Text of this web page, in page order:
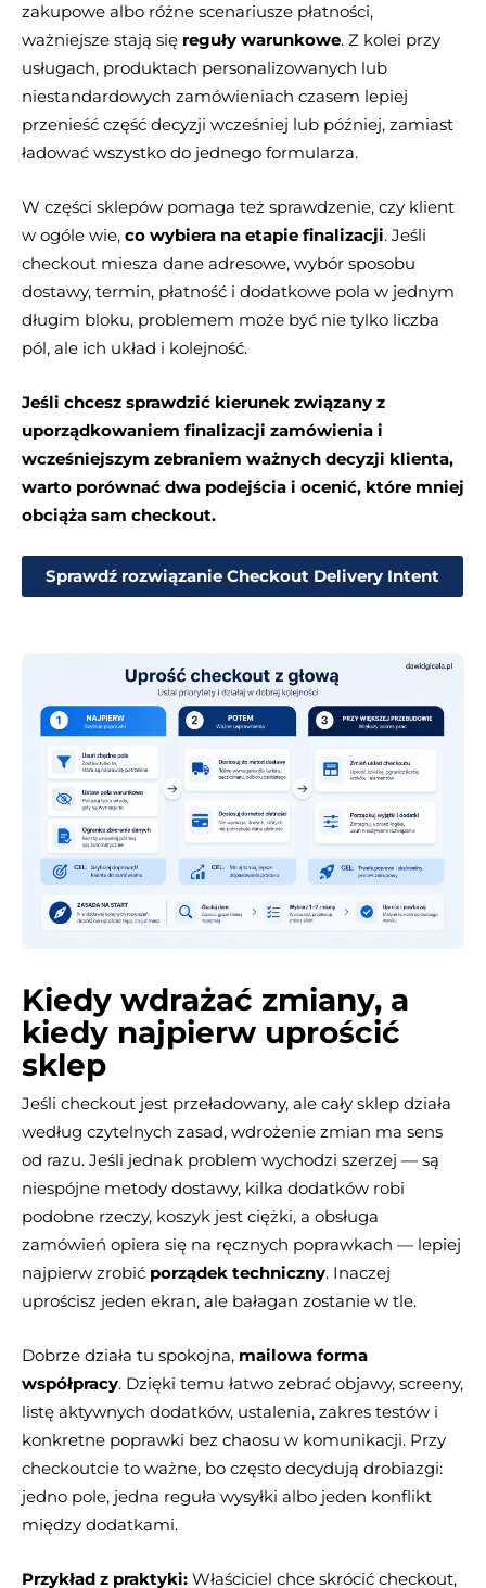
zakupowe albo różne scenariusze płatności,
ważniejsze stają się reguły warunkowe. Z kolei przy
usługach, produktach personalizowanych lub
niestandardowych zamówieniach czasem lepiej
przenieść część decyzji wcześniej lub później, zamiast
ładować wszystko do jednego formularza.
W części sklepów pomaga też sprawdzenie, czy klient
w ogóle wie, co wybiera na etapie finalizacji. Jeśli
checkout miesza dane adresowe, wybór sposobu
dostawy, termin, płatność i dodatkowe pola w jednym
długim bloku, problemem może być nie tylko liczba
pól, ale ich układ i kolejność.
Jeśli chcesz sprawdzić kierunek związany z
uporządkowaniem finalizacji zamówienia i
wcześniejszym zebraniem ważnych decyzji klienta,
warto porównać dwa podejścia i ocenić, które mniej
obciąża sam checkout.
Sprawdź rozwiązanie Checkout Delivery Intent
Kiedy wdrażać zmiany, a
kiedy najpierw uprościć
sklep
Jeśli checkout jest przeładowany, ale cały sklep działa
według czytelnych zasad, wdrożenie zmian ma sens
od razu. Jeśli jednak problem wychodzi szerzej — są
niespójne metody dostawy, kilka dodatków robi
podobne rzeczy, koszyk jest ciężki, a obsługa
zamówień opiera się na ręcznych poprawkach — lepiej
najpierw zrobić porządek techniczny. Inaczej
uprościsz jeden ekran, ale bałagan zostanie w tle.
Dobrze działa tu spokojna, mailowa forma
współpracy. Dzięki temu łatwo zebrać objawy, screeny,
listę aktywnych dodatków, ustalenia, zakres testów i
konkretne poprawki bez chaosu w komunikacji. Przy
checkoutcie to ważne, bo często decydują drobiazgi:
jedno pole, jedna reguła wysyłki albo jeden konflikt
między dodatkami.
Przykład z praktyki: Właściciel chce skrócić checkout,